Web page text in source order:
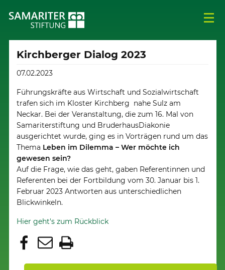
Kirchberger Dialog 2023
07.02.2023
Führungskräfte aus Wirtschaft und Sozialwirtschaft
trafen sich im Kloster Kirchberg nahe Sulz am
Neckar. Bei der Veranstaltung, die zum 16. Mal von
Samariterstiftung und BruderhausDiakonie
ausgerichtet wurde, ging es in Vorträgen rund um das
Thema Leben im Dilemma – Wer möchte ich
gewesen sein?
Auf die Frage, wie das geht, gaben Referentinnen und
Referenten bei der Fortbildung vom 30. Januar bis 1.
Februar 2023 Antworten aus unterschiedlichen
Blickwinkeln.
Hier geht's zum Rückblick